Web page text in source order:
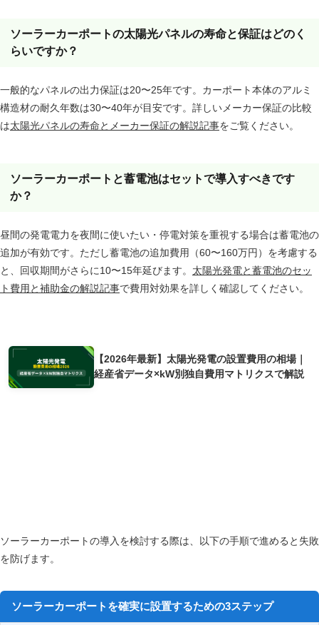
ソーラーカーポートの太陽光パネルの寿命と保証はどのく
らいですか？
一般的なパネルの出力保証は20〜25年です。カーポート本体のアルミ
構造材の耐久年数は30〜40年が目安です。詳しいメーカー保証の比較
は太陽光パネルの寿命とメーカー保証の解説記事をご覧ください。
ソーラーカーポートと蓄電池はセットで導入すべきです
か？
昼間の発電電力を夜間に使いたい・停電対策を重視する場合は蓄電池の
追加が有効です。ただし蓄電池の追加費用（60〜160万円）を考慮する
と、回収期間がさらに10〜15年延びます。 太陽光発電と蓄電池のセッ
ト費用と補助金の解説記事で費用対効果を詳しく確認してください。
【2026年最新】太陽光発電の設置費用の相場｜
経産省データ×kW別独自費用マトリクスで解説
ソーラーカーポートの導入を検討する際は、以下の手順で進めると失敗
を防げます。
ソーラーカーポートを確実に設置するための3ステップ